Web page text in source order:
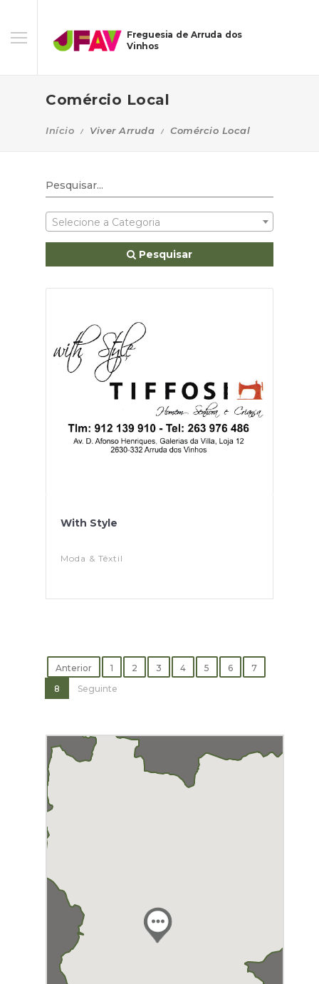
Freguesia de Arruda dos
Vinhos
Comércio Local
Início Viver Arruda Comércio Local
Selecione a Categoria
Pesquisar
With Style
Moda & Têxtil
Anterior 1 2 3 4 5 6
7
8
Seguinte